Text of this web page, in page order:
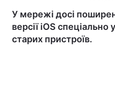
У мережі досі
версії iOS
старих пристроїв.